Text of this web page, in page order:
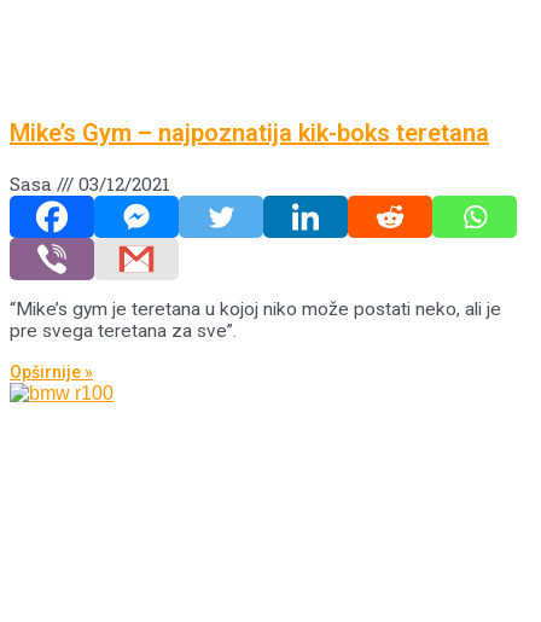
Mike’s Gym – najpoznatija kik-boks teretana
Sasa 03/12/2021
“Mike’s gym je teretana u kojoj niko može postati neko, ali je
pre svega teretana za sve”.
Opširnije »